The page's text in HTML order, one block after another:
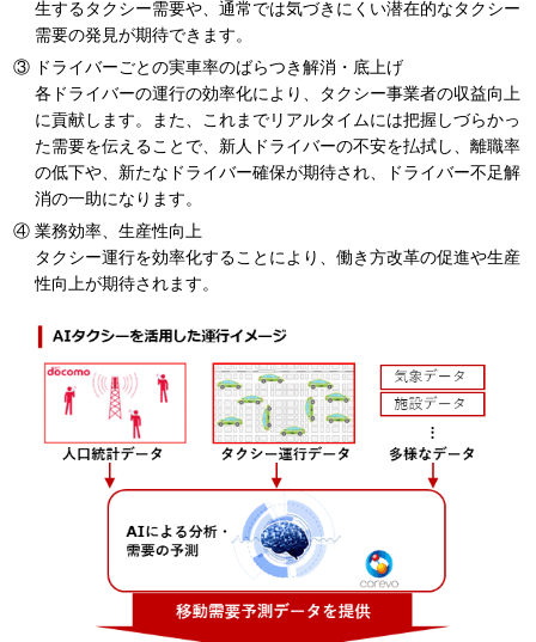
生するタクシー需要や、通常では気づきにくい潜在的なタクシー
需要の発見が期待できます。
ドライバーごとの実車率のばらつき解消・底上げ
各ドライバーの運行の効率化により、タクシー事業者の収益向上
に貢献します。また、これまでリアルタイムには把握しづらかっ
た需要を伝えることで、新人ドライバーの不安を払拭し、離職率
の低下や、新たなドライバー確保が期待され、ドライバー不足解
消の一助になります。
業務効率、生産性向上
タクシー運行を効率化することにより、働き方改革の促進や生産
性向上が期待されます。